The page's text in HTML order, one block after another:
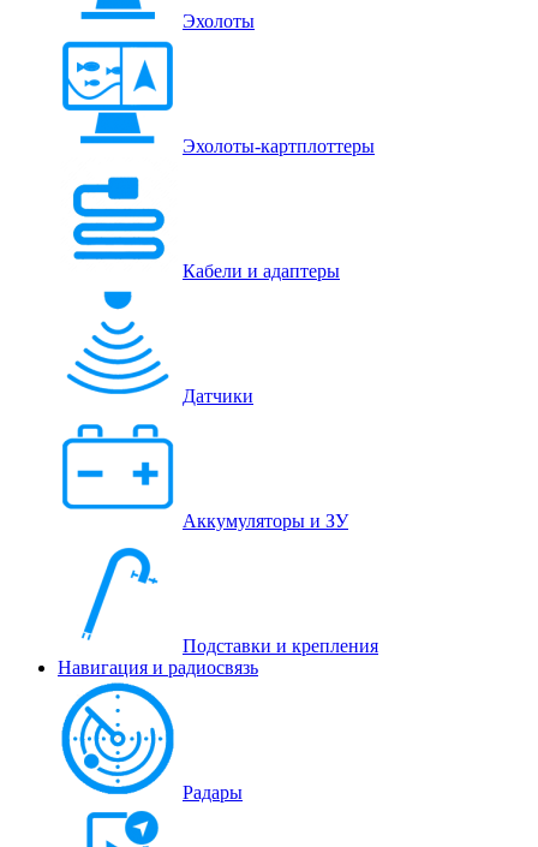
Эхолоты
Эхолоты-картплоттеры
Кабели и адаптеры
Датчики
Аккумуляторы и ЗУ
Подставки и крепления
Навигация и радиосвязь
Радары